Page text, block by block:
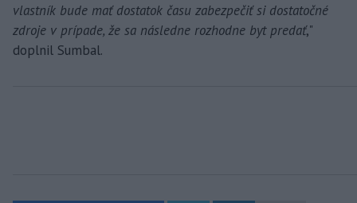
vlastník bude mať dostatok času zabezpečiť si dostatočné
zdroje v prípade, že sa následne rozhodne byt predať,"
doplnil Sumbal.